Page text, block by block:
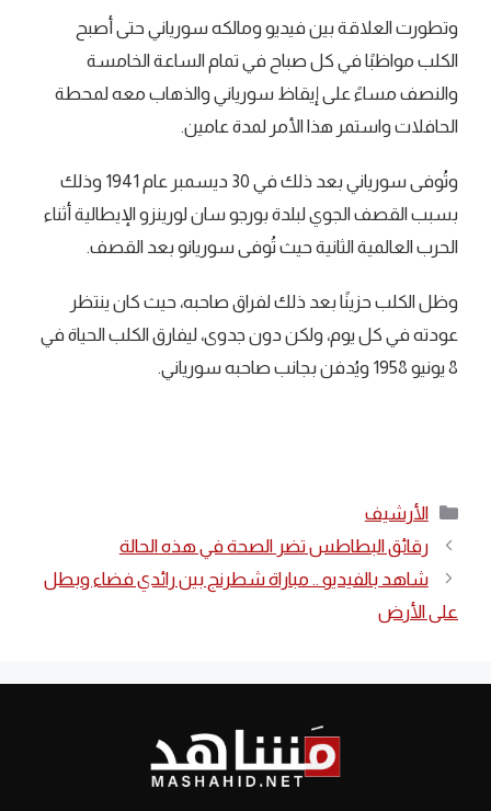
وتطورت العلاقة بين فيديو ومالكه سورياني حتى أصبح
الكلب مواظبًا في كل صباح في تمام الساعة الخامسة
والنصف مساءً على إيقاظ سورياني والذهاب معه لمحطة
الحافلات واستمر هذا الأمر لمدة عامين.
وتُوفى سورياني بعد ذلك في 30 ديسمبر عام 1941 وذلك
بسبب القصف الجوي لبلدة بورجو سان لورينزو الإيطالية أثناء
الحرب العالمية الثانية حيث تُوفى سوريانو بعد القصف.
وظل الكلب حزينًا بعد ذلك لفراق صاحبه، حيث كان ينتظر
عودته في كل يوم، ولكن دون جدوى، ليفارق الكلب الحياة في
8 يونيو 1958 ويُدفن بجانب صاحبه سورياني.
التصنيفات
الأرشيف
رقائق البطاطس تضر الصحة في هذه الحالة
شاهد بالفيديو .. مباراة شطرنج بين رائدي فضاء وبطل
على الأرض